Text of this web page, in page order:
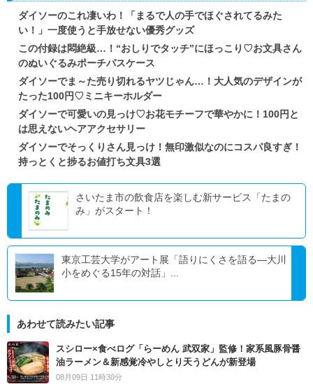
ダイソーのこれ凄いわ！「まるで人の手でほぐされてるみた
い！」一度使うと手放せない優秀グッズ
この付録は悶絶級…！“おしりでタッチ”にほっこり♡お文具さん
のぬいぐるみポーチパスケース
ダイソーでま～た売り切れるヤツじゃん…！大人気のデザインが
たった100円♡ミニキーホルダー
ダイソーで可愛いの見っけ♡お花モチーフで華やかに！100円と
は思えないヘアアクセサリー
ダイソーでそっくりさん見っけ！無印激似なのにコスパ良すぎ！
持っとくと捗るお値打ち文具3選
さいたま市の飲食店を楽しむ新サービス「たまの
み」がスタート！
東京工芸大学がアート展「語りにくさを語る―大川
小をめぐる15年の対話」...
あわせて読みたい記事
スシロー×食べログ「らーめん 武双家」監修！家系風豚骨醤
油ラーメン＆新感覚冷やしとり天うどんが新登場
08月09日 11時30分